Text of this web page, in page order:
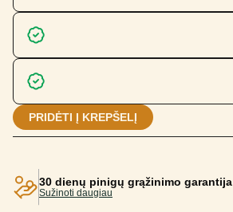
30 dienų pinigų grąžinimo garantija
Sužinoti daugiau